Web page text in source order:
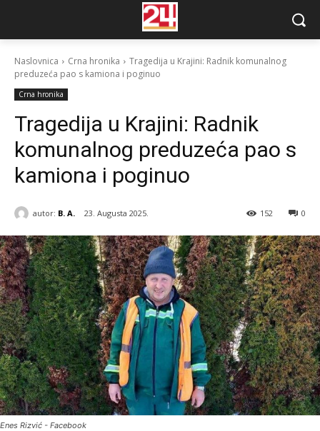
Naslovnica Crna hronika
Tragedija u Krajini: Radnik komunalnog
preduzeća pao s kamiona i poginuo
Crna hronika
Tragedija u Krajini: Radnik
komunalnog preduzeća pao s
kamiona i poginuo
autor: B. A. 23. Augusta 2025. 0
152
Enes Rizvić - Facebook